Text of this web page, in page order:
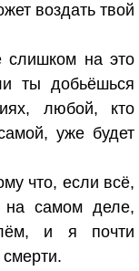
воздать твой
на это
ты добьёшься
любой, кто
уже будет
что, если всё,
на самом деле,
и я почти